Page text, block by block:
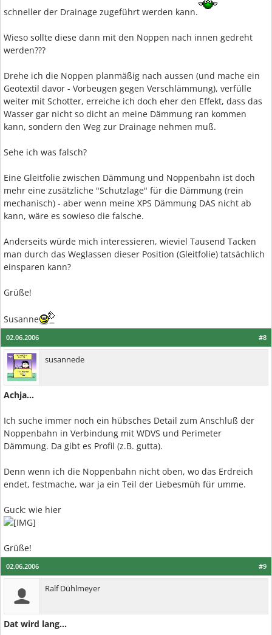
schneller der Drainage zugeführt werden kann.
Wieso sollte diese dann mit den Noppen nach innen gedreht
werden???
Drehe ich die Noppen planmäßig nach aussen (und mache ein
Geotextil davor - Vorbeugen gegen Verschlämmung), verfülle
weiter mit Schotter, erreiche ich doch eher den Effekt, dass das
Wasser gar nicht so dicht an meine Dämmung ran kommen
kann, sondern den Weg zur Drainage nehmen muß.
Sehe ich was falsch?
Eine Gleitfolie zwischen Dämmung und Noppenbahn ist doch
mehr eine zusätzliche "Schutzlage" für die Dämmung (rein
mechanisch) - aber wenn meine XPS Dämmung DAS nicht ab
kann, wäre es sowieso die falsche.
Anderseits würde mich interessieren, wieviel Tausend Tacken
man durch das Weglassen dieser Position (Gleitfolie) tatsächlich
einsparen kann?
Grüße!
Susanne
#8
02.06.2006
susannede
Achja...
Ich suche immer noch ein hübsches Detail zum Anschluß der
Noppenbahn in Verbindung mit WDVS und Perimeter
Dämmung. Da gibt es Profil (z.B. gutta).
Denn wenn ich die Noppenbahn nicht oben, wo das Erdreich
endet, festmache, war ja ein Teil der Liebesmüh für umme.
Guck: wie hier
Grüße!
#9
02.06.2006
Ralf Dühlmeyer
Dat wird lang...